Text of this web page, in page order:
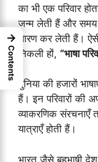
का भी एक परिवार
जन्म लेती हैं और
धारण कर लेती हैं।
निकली हों, “भाषा
दुनिया की हजारों
हैं। इन परिवारों की
व्याकरणिक संरचनाएँ
यात्राएँ होती हैं।
भारत जैसे बहुभाषी
→
Contents